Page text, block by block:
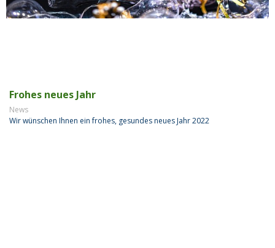
Frohes neues Jahr
News
Wir wünschen Ihnen ein frohes, gesundes neues Jahr 2022